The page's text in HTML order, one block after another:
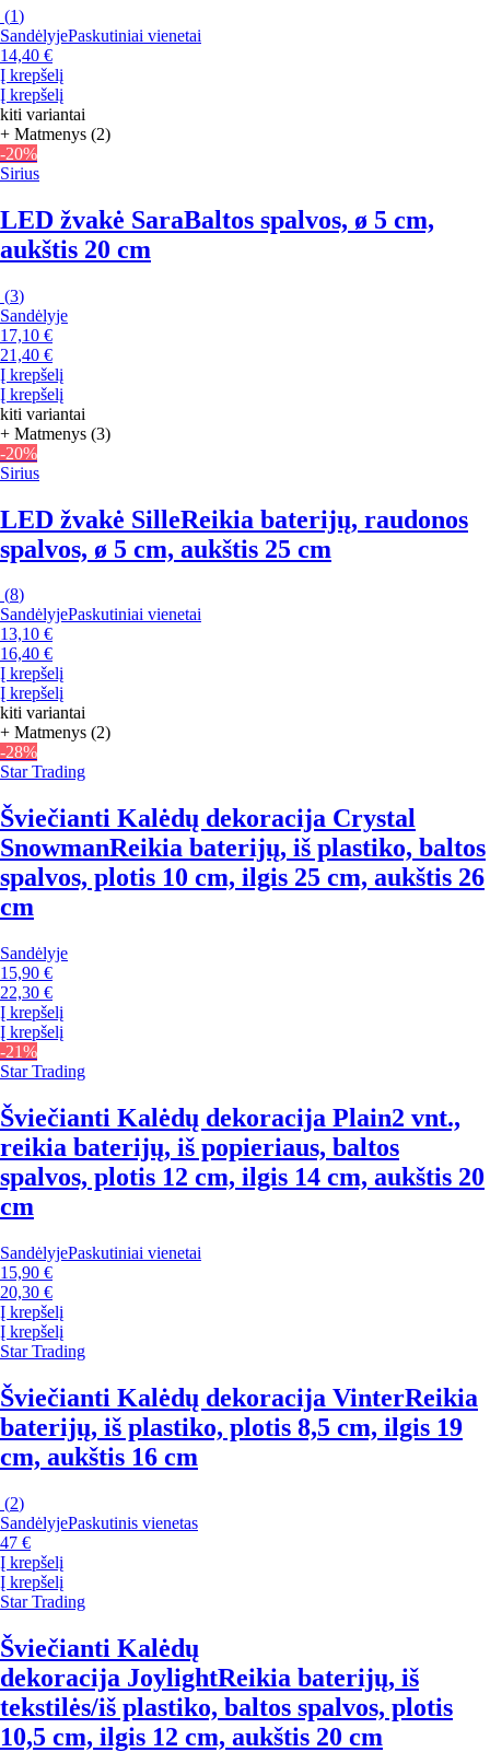
(1)
SandėlyjePaskutiniai vienetai
14,40 €
Į krepšelį
Į krepšelį
kiti variantai
+ Matmenys (2)
-20%
Sirius
LED žvakė SaraBaltos spalvos, ø 5 cm,
aukštis 20 cm
(3)
Sandėlyje
17,10 €
21,40 €
Į krepšelį
Į krepšelį
kiti variantai
+ Matmenys (3)
-20%
Sirius
LED žvakė SilleReikia baterijų, raudonos
spalvos, ø 5 cm, aukštis 25 cm
(8)
SandėlyjePaskutiniai vienetai
13,10 €
16,40 €
Į krepšelį
Į krepšelį
kiti variantai
+ Matmenys (2)
-28%
Star Trading
Šviečianti Kalėdų dekoracija Crystal
SnowmanReikia baterijų, iš plastiko, baltos
spalvos, plotis 10 cm, ilgis 25 cm, aukštis 26
cm
Sandėlyje
15,90 €
22,30 €
Į krepšelį
Į krepšelį
-21%
Star Trading
Šviečianti Kalėdų dekoracija Plain2 vnt.,
reikia baterijų, iš popieriaus, baltos
spalvos, plotis 12 cm, ilgis 14 cm, aukštis 20
cm
SandėlyjePaskutiniai vienetai
15,90 €
20,30 €
Į krepšelį
Į krepšelį
Star Trading
Šviečianti Kalėdų dekoracija VinterReikia
baterijų, iš plastiko, plotis 8,5 cm, ilgis 19
cm, aukštis 16 cm
(2)
SandėlyjePaskutinis vienetas
47 €
Į krepšelį
Į krepšelį
Star Trading
Šviečianti Kalėdų
dekoracija JoylightReikia baterijų, iš
tekstilės/iš plastiko, baltos spalvos, plotis
10,5 cm, ilgis 12 cm, aukštis 20 cm